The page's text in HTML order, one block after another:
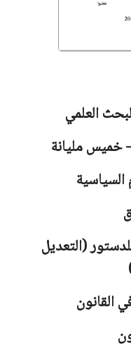
العلمي
خميس مليانة
(التعديل
القانون